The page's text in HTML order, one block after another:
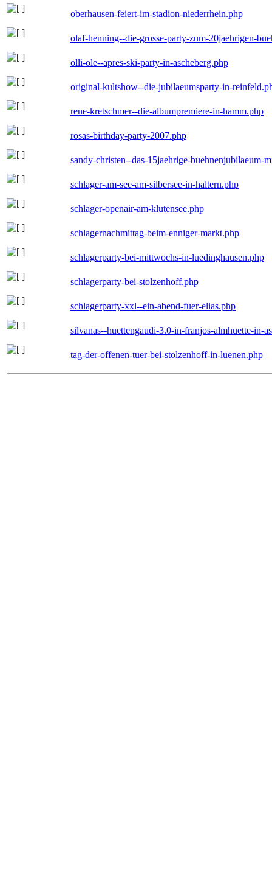
oberhausen-feiert-im-stadion-niederrhein.php
olaf-henning--die-grosse-party-zum-20jaehrigen-
olli-ole--apres-ski-party-in-ascheberg.php
original-kultshow--die-jubilaeumsparty-in-
rene-kretschmer--die-albumpremiere-in-hamm.php
rosas-birthday-party-2007.php
sandy-christen--das-15jaehrige-buehnenjubilaeum-
schlager-am-see-am-silbersee-in-haltern.php
schlager-openair-am-klutensee.php
schlagernachmittag-beim-enniger-markt.php
schlagerparty-bei-mittwochs-in-luedinghausen.php
schlagerparty-bei-stolzenhoff.php
schlagerparty-xxl--ein-abend-fuer-elias.php
silvanas--huettengaudi-3.0-in-franjos-almhuette-in-
tag-der-offenen-tuer-bei-stolzenhoff-in-luenen.php